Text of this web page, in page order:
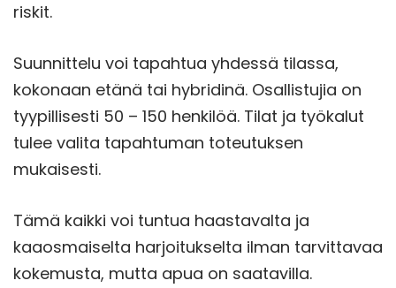
riskit.
Suunnittelu voi tapahtua yhdessä tilassa,
kokonaan etänä tai hybridinä. Osallistujia on
tyypillisesti 50 – 150 henkilöä. Tilat ja työkalut
tulee valita tapahtuman toteutuksen
mukaisesti.
Tämä kaikki voi tuntua haastavalta ja
kaaosmaiselta harjoitukselta ilman tarvittavaa
kokemusta, mutta apua on saatavilla.